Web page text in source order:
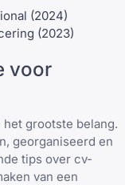
(2024)
(2023)
voor
grootste belang.
georganiseerd en
tips over cv-
van een